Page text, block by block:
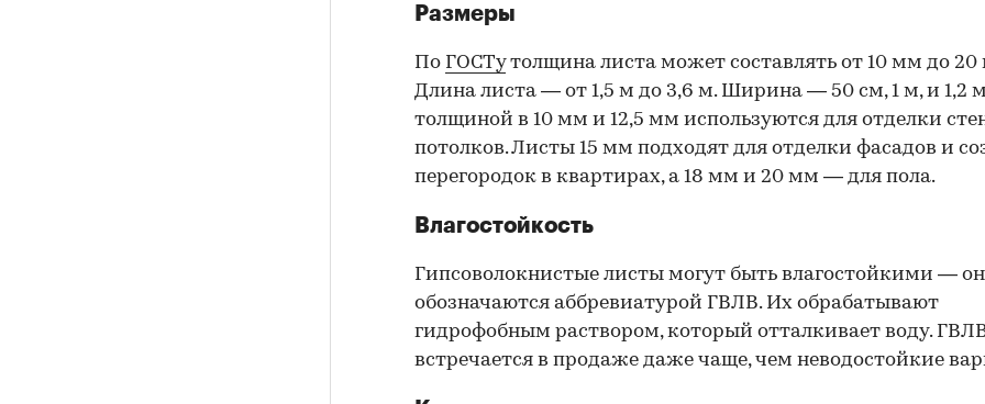
Размеры
По ГОСТутолщина листа может составлять от 10 мм до 20
Длина листа — от 1,5 м до 3,6 м. Ширина — 50 см, 1 м, и 1,2
толщиной в 10 мм и 12,5 мм используются для отделки
потолков. Листы 15 мм подходят для отделки фасадов и
перегородок в квартирах, а 18 мм и 20 мм — для пола.
Влагостойкость
Гипсоволокнистые листы могут быть влагостойкими —
обозначаются аббревиатурой ГВЛВ. Их обрабатывают
гидрофобным раствором, который отталкивает воду.
встречается в продаже даже чаще, чем неводостойкие